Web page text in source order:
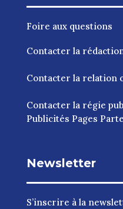
Foire aux questions
Contacter la
Contacter la relation
Contacter la régie
Publicités Pages
Newsletter
S’inscrire à la